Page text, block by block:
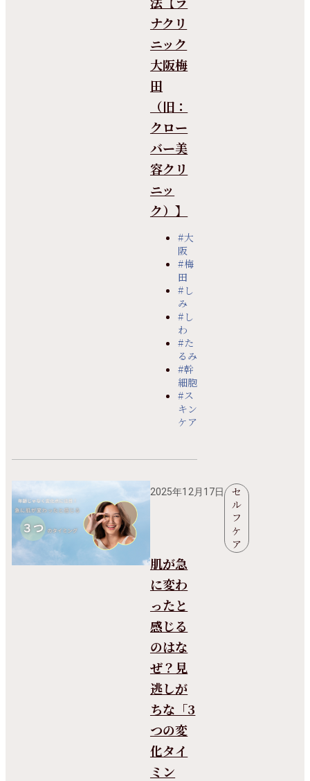
ナクリ
ニック
大阪梅
田
（旧：
クロー
バー美
容クリ
ニッ
ク）】
#大
阪
#梅
田
#し
み
#し
わ
#た
るみ
#幹
細胞
#ス
キン
ケア
2025年12月17日
セ
ル
フ
ケ
ア
肌が急
に変わ
ったと
感じる
のはな
ぜ？見
逃しが
ちな「3
つの変
化タイ
ミン